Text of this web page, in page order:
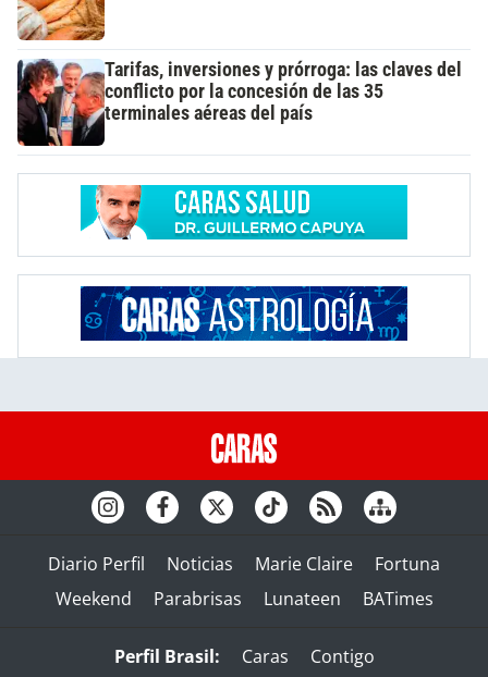
Tarifas, inversiones y prórroga: las claves del
conflicto por la concesión de las 35
terminales aéreas del país
Diario Perfil Noticias Marie Claire
Fortuna
Weekend
Parabrisas Lunateen BATimes
Perfil Brasil: Caras Contigo